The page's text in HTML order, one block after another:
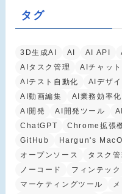
タグ
3D生成AI AI AI API
AIタスク管理
AIチャット
AIテスト自動化
AIデザ
AI動画編集
AI業務効率化
AI開発
AI開発ツール
ChatGPT
Chrome拡張
GitHub
Hargun's
オープンソース
タスク管
ノーコード
フィンテック
マーケティングツール